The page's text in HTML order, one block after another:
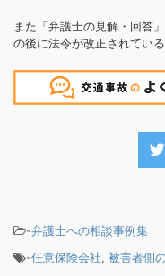
また「弁護士の見解・回答
の後に法令が改正されてい
-弁護士への相談事例集
-任意保険会社, 被害者側